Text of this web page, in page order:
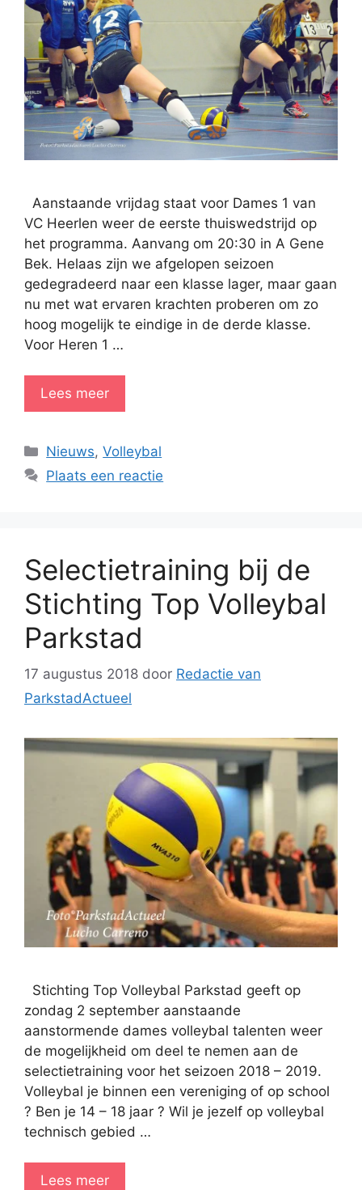
Aanstaande vrijdag staat voor Dames 1 van
VC Heerlen weer de eerste thuiswedstrijd op
het programma. Aanvang om 20:30 in A Gene
Bek. Helaas zijn we afgelopen seizoen
gedegradeerd naar een klasse lager, maar gaan
nu met wat ervaren krachten proberen om zo
hoog mogelijk te eindige in de derde klasse.
Voor Heren 1 …
Lees meer
Categorieën
Nieuws,Volleybal
Plaats een reactie
Selectietraining bij de
Stichting Top Volleybal
Parkstad
17 augustus 2018 door Redactie van
ParkstadActueel
Stichting Top Volleybal Parkstad geeft op
zondag 2 september aanstaande
aanstormende dames volleybal talenten weer
de mogelijkheid om deel te nemen aan de
selectietraining voor het seizoen 2018 – 2019.
Volleybal je binnen een vereniging of op school
? Ben je 14 – 18 jaar ? Wil je jezelf op volleybal
technisch gebied …
Lees meer